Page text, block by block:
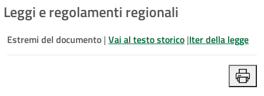
Leggi e regolamenti regionali
Estremi del documento | Vai al testo storico |Iter della legge